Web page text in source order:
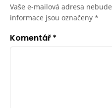
Vaše e-mailová adresa
informace jsou označeny *
Komentář*